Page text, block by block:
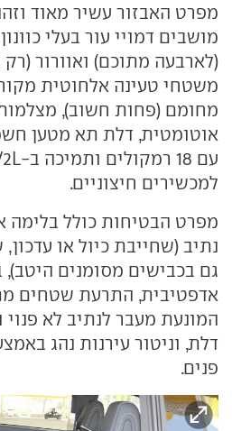
מפרט האבזור עשיר מאוד
מושבים דמויי עור בעלי
(לארבעה מתוכם) ואוורור
משטחי טעינה אלחוטית
מחומם (פחות חשוב),
אוטומטית, דלת תא מטען
למכשירים חיצוניים.
מפרט הבטיחות כולל בלימה
נתיב (שחייבת כיול או
גם בכבישים מסומנים
אדפטיבית, התרעת שטחים
המונעת מעבר לנתיב לא
דלת, וניטור עירנות נהג
פנים.